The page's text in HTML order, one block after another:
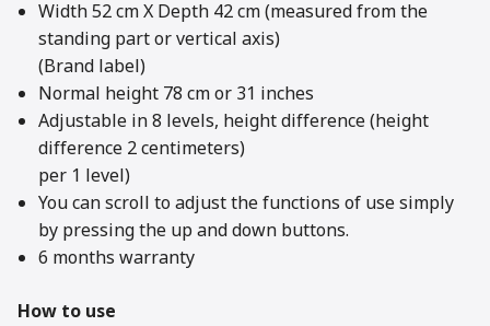
Width 52 cm X Depth 42 cm (measured from the
standing part or vertical axis)
(Brand label)
Normal height 78 cm or 31 inches
Adjustable in 8 levels, height difference (height
difference 2 centimeters)
per 1 level)
You can scroll to adjust the functions of use simply
by pressing the up and down buttons.
6 months warranty
How to use